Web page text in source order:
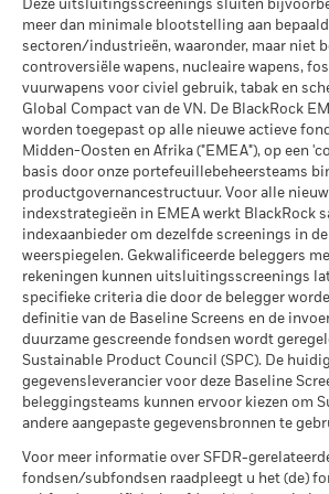
verschillen van het rendement van de
Het rendement van uw belegging kan
valutaschommelingen indien uw
valuta is dan degene die werd gebruikt in
de resultaten uit het verleden.Bron:
Max. uitgeleend (% van AUM)
Onderpand (% van lening)
De bovenstaande tabel geeft de
Lending gegevens weer.
De informatie in de tabel “Samenvatting
weergegeven voor fondsen die korter dan
gebruik hebben gemaakt van securities
weergegeven cijfers hebben betrekking
verleden. In het verleden behaalde
betrouwbare indicator voor toekomstige
van BlackRock is om
maken met een vertraging van één
het rendement van 01/01/2019 tot 31/
kan worden gemaakt vanaf 01/02/2020.
Het maximale uitgeleende percentage
stijgen of dalen.
Gunstig
Wat u kunt
Gemiddeld rendement
Het stressscenario laat zien wat u zou
extreme marktomstandigheden.
Koolstofintensiteit (ton CO2-
eq/$ miljoen OMZET)
MSCI Impliciete
Temperatuurstijging (0-3,0+
°C)
per 17/jul/2026
MSCI ESG % Dekking
per 17/jul/2026
MSCI ESG-kwaliteitsscore –
Percentiel peer
per 17/jul/2026
Fondsen in peergroup
per 17/jul/2026
MSCI Gewogen Gemiddelde
Koolstofintensiteit % Dekking
per 17/jul/2026
MSCI Impliciete
Temperatuurstijging %
per 06/aug/2026
MSCI – Ketelkool
per 06/aug/2026
MSCI – Oliezand
per 06/aug/2026
Betrokkenheid van
bedrijfsleven Dekking
per 06/aug/2026
Percentage niet-gedekt
Fonds
De blootstellingen van BlackRock inzake
het bedrijfsleven, zoals hierboven
Ketelkool en Oliezand, worden berekend
genereren uit ketelkool of oliezand zoals
ESG Research. Voor de blootstelling van
Deze uitsluitingsscreenings sluiten
meer dan minimale blootstelling aan
sectoren/industrieën, waaronder, maar niet
controversiële wapens, nucleaire wapens,
vuurwapens voor civiel gebruik, tabak en
Global Compact van de VN. De BlackRock
worden toegepast op alle nieuwe actieve
Midden-Oosten en Afrika ("EMEA"), op een
basis door onze portefeuillebeheersteams
productgovernancestructuur. Voor alle
indexstrategieën in EMEA werkt BlackRock
indexaanbieder om dezelfde screenings in
weerspiegelen. Gekwalificeerde beleggers
rekeningen kunnen uitsluitingsscreenings
specifieke criteria die door de belegger
definitie van de Baseline Screens en de
duurzame gescreende fondsen wordt
Sustainable Product Council (SPC). De
gegevensleverancier voor deze Baseline
beleggingsteams kunnen ervoor kiezen om
andere aangepaste gegevensbronnen te
Voor meer informatie over SFDR-
fondsen/subfondsen raadpleegt u het (de)